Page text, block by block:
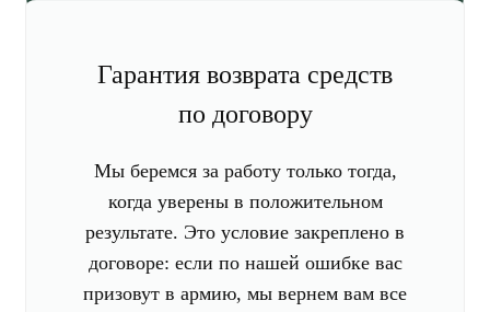
Гарантия возврата средств
по договору
Мы беремся за работу только тогда,
когда уверены в положительном
результате. Это условие закреплено в
договоре: если по нашей ошибке вас
призовут в армию, мы вернем вам все